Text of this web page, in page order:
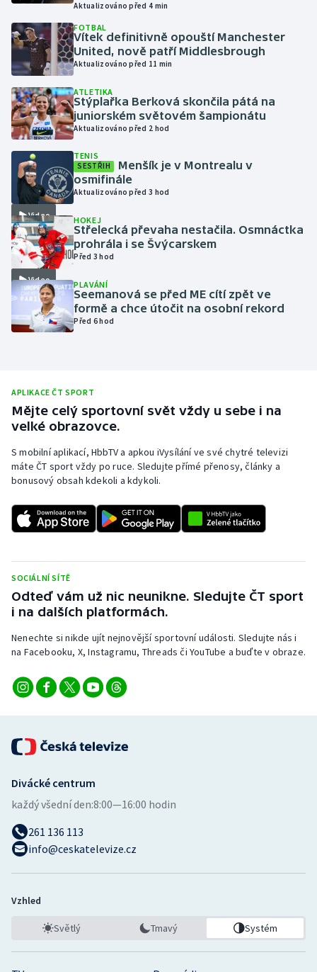
Gymnastika
Házená
Jezdectví
Judo
Krasobruslení
Lezení
Lyže a snowboard
Moderní pětiboj
Motorsport
Parasport
Plavání
Plážový volejbal
Rychlobruslení
Rychlostní kanoistika
Short track
Sportovní střelba
Triatlon
Volejbal
Ostatní
Aktualizováno před 4 min
FOTBAL
Vítek definitivně opouští Manchester
United, nově patří Middlesbrough
Aktualizováno před 11 min
ATLETIKA
Stýplařka Berková skončila pátá na
juniorském světovém šampionátu
Aktualizováno před 2 hod
Video
TENIS
SESTŘIH
Menšík je v Montrealu v
osmifinále
Aktualizováno před 3 hod
Video
HOKEJ
Střelecká převaha nestačila. Osmnáctka
prohrála i se Švýcarskem
Před 3 hod
PLAVÁNÍ
Seemanová se před ME cítí zpět ve
formě a chce útočit na osobní rekord
Před 6 hod
APLIKACE ČT SPORT
Mějte celý sportovní svět vždy u sebe i na
velké obrazovce.
S mobilní aplikací, HbbTV a apkou iVysílání ve své chytré televizi
máte ČT sport vždy po ruce. Sledujte přímé přenosy, články a
bonusový obsah kdekoli a kdykoli.
SOCIÁLNÍ SÍTĚ
Odteď vám už nic neunikne. Sledujte ČT sport
i na dalších platformách.
Nenechte si nikde ujít nejnovější sportovní události. Sledujte nás i
na Facebooku, X, Instagramu, Threads či YouTube a buďte v obraze.
Divácké centrum
každý všední den:8:00—16:00 hodin
261 136 113
info@ceskatelevize.cz
Vzhled
Světlý Tmavý Systém